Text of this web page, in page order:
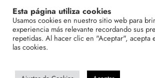
SIGUENOS
Online | SamanezDeco - Tema para
Esta página utiliza cookies
Usamos cookies en nuestro sitio web para
experiencia más relevante recordando sus
repetidas. Al hacer clic en "Aceptar", acepta
las cookies.